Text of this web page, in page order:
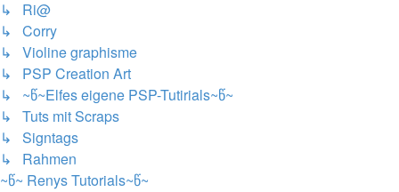
↳ Ri@
↳ Corry
↳ Violine graphisme
↳ PSP Creation Art
↳ ~წ~Elfes eigene PSP-Tutirials~წ~
↳ Tuts mit Scraps
↳ Signtags
↳ Rahmen
~წ~ Renys Tutorials~წ~